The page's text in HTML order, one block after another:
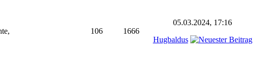
106 1666
05.03.2024, 17:16
Hugbaldus